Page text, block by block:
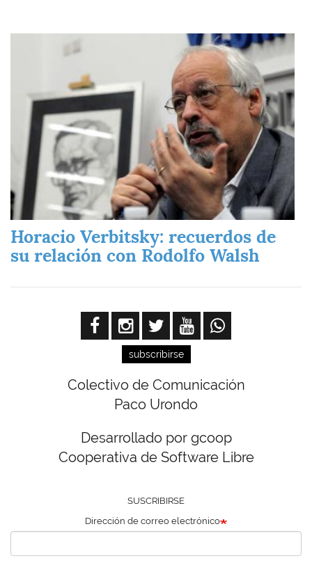
Horacio Verbitsky: recuerdos de
su relación con Rodolfo Walsh
subscribirse
Colectivo de Comunicación
Paco Urondo
Desarrollado por gcoop
Cooperativa de Software Libre
SUSCRIBIRSE
Dirección de correo electrónico